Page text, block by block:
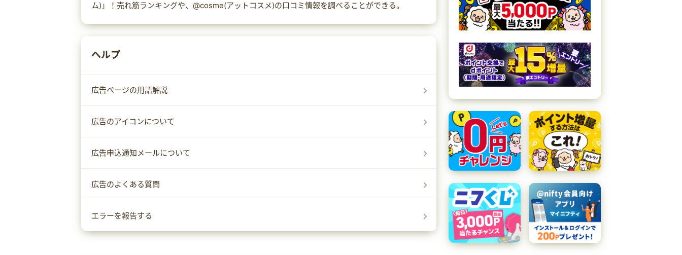
ム)」！売れ筋ランキングや、@cosme(アットコスメ)の口コミ情報を調べることができる。
ヘルプ
広告ページの用語解説
広告のアイコンについて
広告申込通知メールについて
広告のよくある質問
エラーを報告する